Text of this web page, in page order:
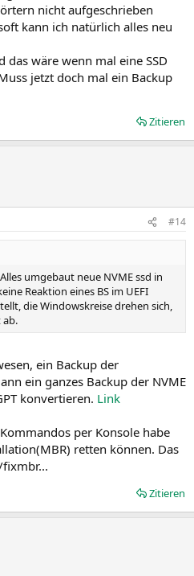
nicht aufgeschrieben
kann ich natürlich alles neu
wäre wenn mal eine SSD
jetzt doch mal ein Backup
Zitieren
#14
umgebaut neue NVME ssd in
Reaktion eines BS im UEFI
die Windowskreise drehen sich,
ab.
ein Backup der
ein ganzes Backup der NVME
konvertieren. Link
per Konsole habe
retten können. Das
Zitieren